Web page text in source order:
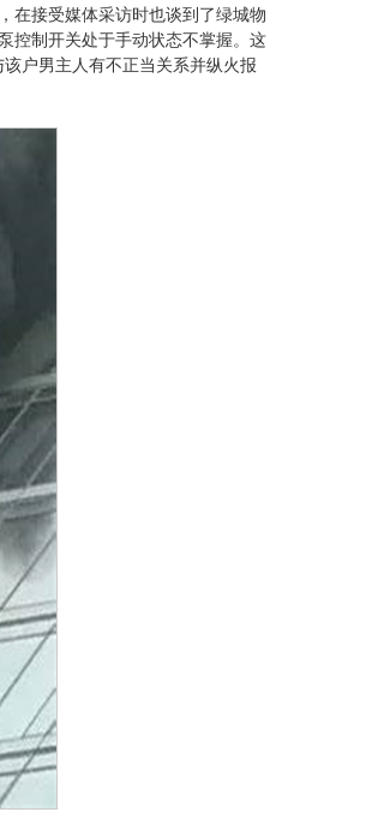
在接受媒体采访时也谈到了绿城物
控制开关处于手动状态不掌握。这
户男主人有不正当关系并纵火报